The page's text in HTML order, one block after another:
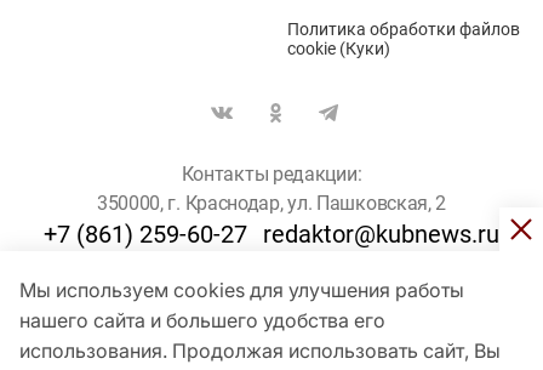
Мы используем cookies для улучшения работы
нашего сайта и большего удобства его
использования. Продолжая использовать сайт, Вы
Политика обработки файлов
cookie (Куки)
Контакты редакции:
350000, г. Краснодар, ул. Пашковская, 2
+7 (861) 259-60-27 redaktor@kubnews.ru
Для пользователей старше 16 лет
© Кубанские Новости, 2017